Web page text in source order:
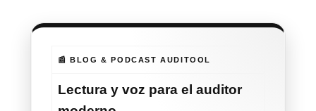
📰 BLOG & PODCAST AUDITOOL
Lectura y voz para el auditor